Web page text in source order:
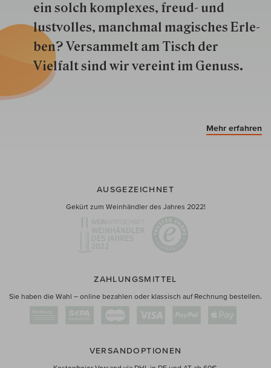
ein solch kom­plexes, freud- und
lustvolles, manchmal ma­gisch­es Er­le­
ben? Versammelt am Tisch der
Vielfalt sind wir ver­eint im Genuss.
Mehr erfahren
AUSGEZEICHNET
Gekürt zum Weinhändler des Jahres 2022!
ZAHLUNGSMITTEL
Sie haben die Wahl – online bezahlen oder klassisch auf Rechnung bestellen.
VERSANDOPTIONEN